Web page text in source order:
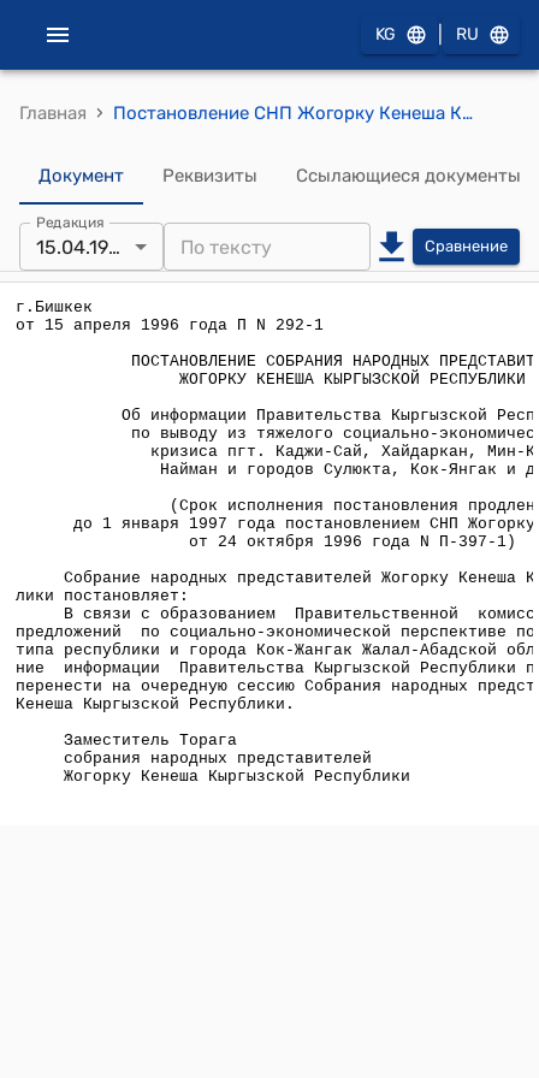
KG RU
Главная › Постановление СНП Жогорку Кенеша КР от 15 апреля 1996 года П №292-1 "Об информации Правительства Кыргызской Республики по выводу из тяжелого социально-экономического кризиса пгт. Каджи-Сай, Хайдаркан, Мин-Куш, Найман и городов Сулюкта, Кок-Янгак и др."
Документ Реквизиты Ссылающиеся документы
Редакция
15.04.1996 Сравнение